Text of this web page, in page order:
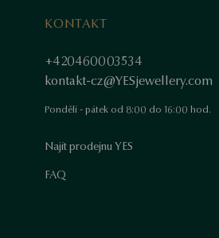
KONTAKT
+420460003534
kontakt-cz@YESjewellery.com
Pondělí - pátek od 8:00 do 16:00 hod.
Najít prodejnu YES
FAQ